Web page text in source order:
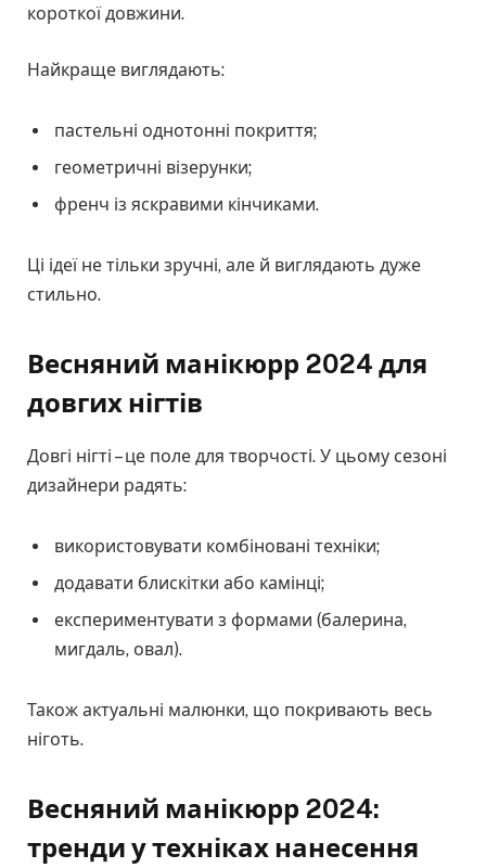
короткої довжини.
Найкраще виглядають:
пастельні однотонні покриття;
геометричні візерунки;
френч із яскравими кінчиками.
Ці ідеї не тільки зручні, але й виглядають дуже
стильно.
Весняний манікюрр 2024 для
довгих нігтів
Довгі нігті – це поле для творчості. У цьому сезоні
дизайнери радять:
використовувати комбіновані техніки;
додавати блискітки або камінці;
експериментувати з формами (балерина,
мигдаль, овал).
Також актуальні малюнки, що покривають весь
ніготь.
Весняний манікюрр 2024:
тренди у техніках нанесення